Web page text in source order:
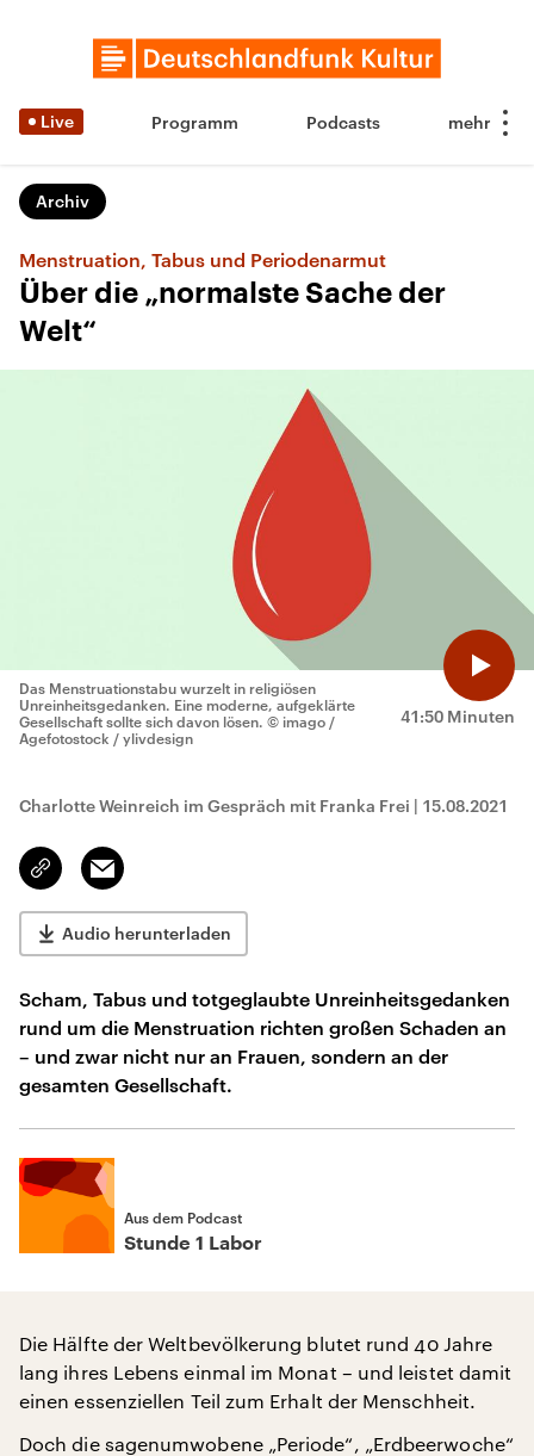
Live Programm Podcasts
Archiv
Menstruation, Tabus und Periodenarmut
Über die „normalste Sache der
Welt“
41:50 Minuten
Das Menstruationstabu wurzelt in religiösen
Unreinheitsgedanken. Eine moderne, aufgeklärte
Gesellschaft sollte sich davon lösen. © imago /
Agefotostock / ylivdesign
Charlotte Weinreich im Gespräch mit Franka Frei | 15.08.2021
Link
kopieren/teilen
Email
Audio herunterladen
Scham, Tabus und totgeglaubte Unreinheitsgedanken
rund um die Menstruation richten großen Schaden an
– und zwar nicht nur an Frauen, sondern an der
gesamten Gesellschaft.
Aus dem Podcast
Stunde 1 Labor
Die Hälfte der Weltbevölkerung blutet rund 40 Jahre
lang ihres Lebens einmal im Monat – und leistet damit
einen essenziellen Teil zum Erhalt der Menschheit.
Doch die sagenumwobene „Periode“, „Erdbeerwoche“